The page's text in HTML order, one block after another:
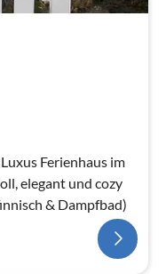
Ferienhaus im
elegant und cozy
& Dampfbad)